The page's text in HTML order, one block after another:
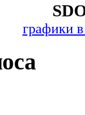
графики